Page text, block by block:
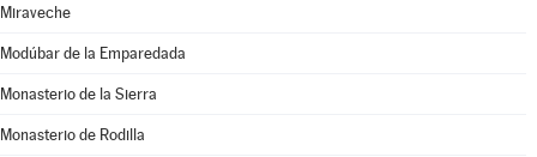
Miraveche
Modúbar de la Emparedada
Monasterio de la Sierra
Monasterio de Rodilla